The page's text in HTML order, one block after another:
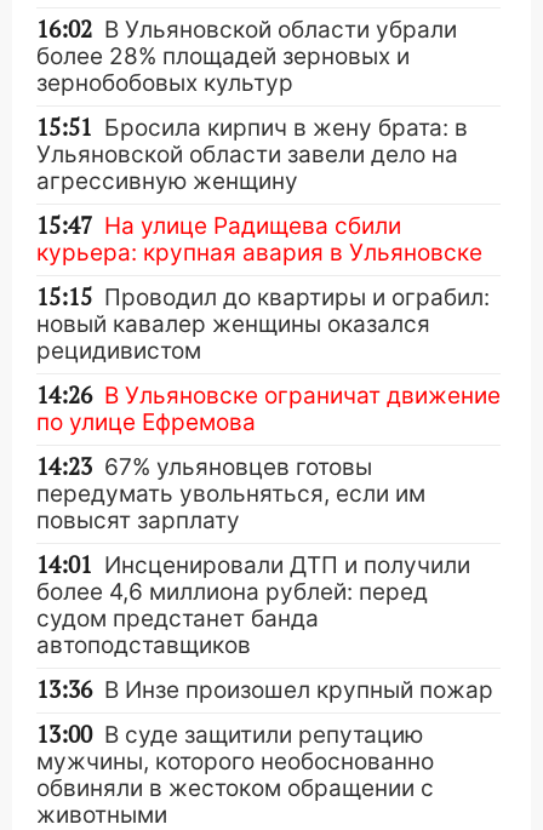
16:02 В Ульяновской области убрали
более 28% площадей зерновых и
зернобобовых культур
15:51 Бросила кирпич в жену брата: в
Ульяновской области завели дело на
агрессивную женщину
15:47 На улице Радищева сбили
курьера: крупная авария в Ульяновске
15:15 Проводил до квартиры и ограбил:
новый кавалер женщины оказался
рецидивистом
14:26 В Ульяновске ограничат движение
по улице Ефремова
14:23 67% ульяновцев готовы
передумать увольняться, если им
повысят зарплату
14:01 Инсценировали ДТП и получили
более 4,6 миллиона рублей: перед
судом предстанет банда
автоподставщиков
13:36 В Инзе произошел крупный пожар
13:00 В суде защитили репутацию
мужчины, которого необоснованно
обвиняли в жестоком обращении с
животными